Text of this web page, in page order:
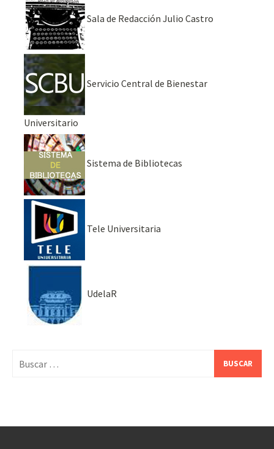
Sala de Redacción Julio Castro
Servicio Central de Bienestar
Universitario
Sistema de Bibliotecas
Tele Universitaria
UdelaR